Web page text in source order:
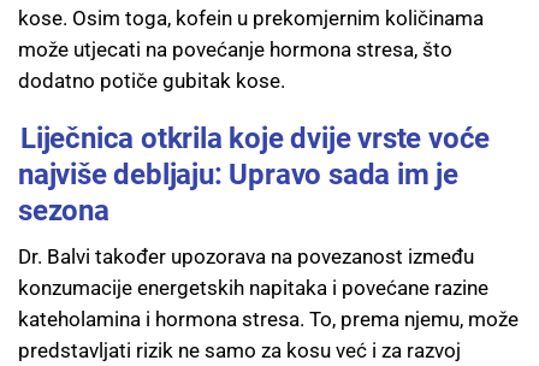
kose. Osim toga, kofein u prekomjernim količinama
može utjecati na povećanje hormona stresa, što
dodatno potiče gubitak kose.
Liječnica otkrila koje dvije vrste voće
najviše debljaju: Upravo sada im je
sezona
Dr. Balvi također upozorava na povezanost između
konzumacije energetskih napitaka i povećane razine
kateholamina i hormona stresa. To, prema njemu, može
predstavljati rizik ne samo za kosu već i za razvoj